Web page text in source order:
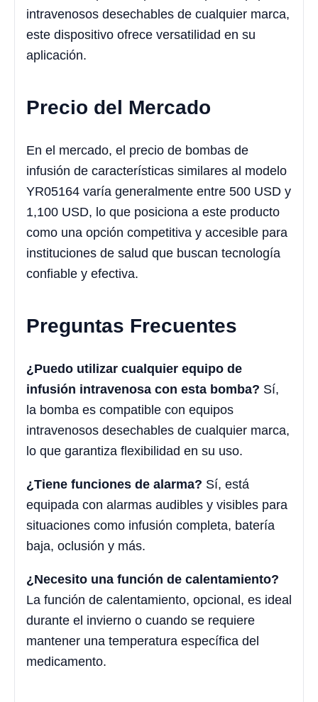
intravenosos desechables de cualquier marca,
este dispositivo ofrece versatilidad en su
aplicación.
Precio del Mercado
En el mercado, el precio de bombas de
infusión de características similares al modelo
YR05164 varía generalmente entre 500 USD y
1,100 USD, lo que posiciona a este producto
como una opción competitiva y accesible para
instituciones de salud que buscan tecnología
confiable y efectiva.
Preguntas Frecuentes
¿Puedo utilizar cualquier equipo de
infusión intravenosa con esta bomba? Sí,
la bomba es compatible con equipos
intravenosos desechables de cualquier marca,
lo que garantiza flexibilidad en su uso.
¿Tiene funciones de alarma? Sí, está
equipada con alarmas audibles y visibles para
situaciones como infusión completa, batería
baja, oclusión y más.
¿Necesito una función de calentamiento?
La función de calentamiento, opcional, es ideal
durante el invierno o cuando se requiere
mantener una temperatura específica del
medicamento.